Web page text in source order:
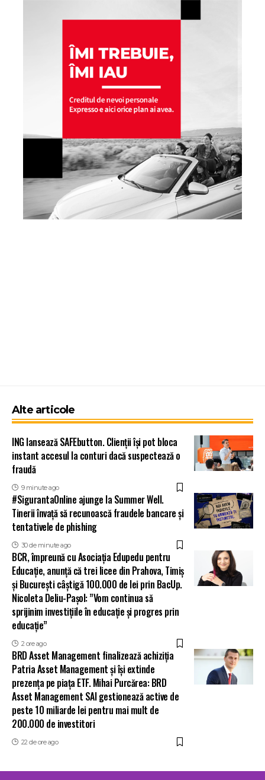
Alte articole
ING lansează SAFEbutton. Clienții își pot bloca
instant accesul la conturi dacă suspectează o
fraudă
9 minute ago
#SigurantaOnline ajunge la Summer Well.
Tinerii învață să recunoască fraudele bancare și
tentativele de phishing
30 de minute ago
BCR, împreună cu Asociația Edupedu pentru
Educație, anunță că trei licee din Prahova, Timiș
și București câștigă 100.000 de lei prin BacUp.
Nicoleta Deliu-Pașol: ”Vom continua să
sprijinim investițiile în educație și progres prin
educație”
2 ore ago
BRD Asset Management finalizează achiziția
Patria Asset Management și își extinde
prezența pe piața ETF. Mihai Purcărea: BRD
Asset Management SAI gestionează active de
peste 10 miliarde lei pentru mai mult de
200.000 de investitori
22 de ore ago